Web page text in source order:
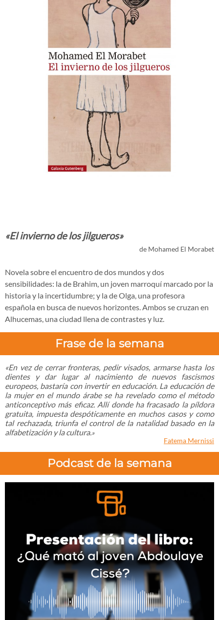
«El invierno de los jilgueros»
de Mohamed El Morabet
Novela sobre el encuentro de dos mundos y dos
sensibilidades: la de Brahim, un joven marroquí marcado por la
historia y la incertidumbre; y la de Olga, una profesora
española en busca de nuevos horizontes. Ambos se cruzan en
Alhucemas, una ciudad llena de contrastes y luz.
Frase de la semana
«En vez de cerrar fronteras, pedir visados, armarse hasta los
dientes y dar lugar al nacimiento de nuevos fascismos
europeos, bastaría con invertir en educación. La educación de
la mujer en el mundo árabe se ha revelado como el método
anticonceptivo más eficaz. Allí donde ha fracasado la píldora
gratuita, impuesta despóticamente en muchos casos y como
tal rechazada, triunfa el control de la natalidad basado en la
alfabetización y la cultura.»
Fatema Mernissi
Podcast de la semana